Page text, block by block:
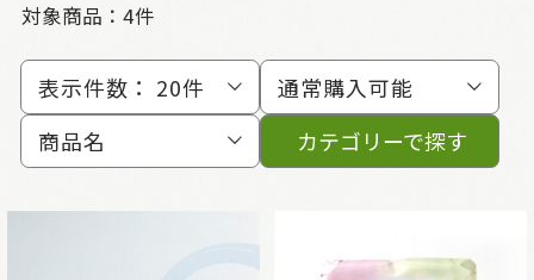
対象商品： 4件
表示件数： 20件
通常購入可能
商品名
カテゴリーで探す